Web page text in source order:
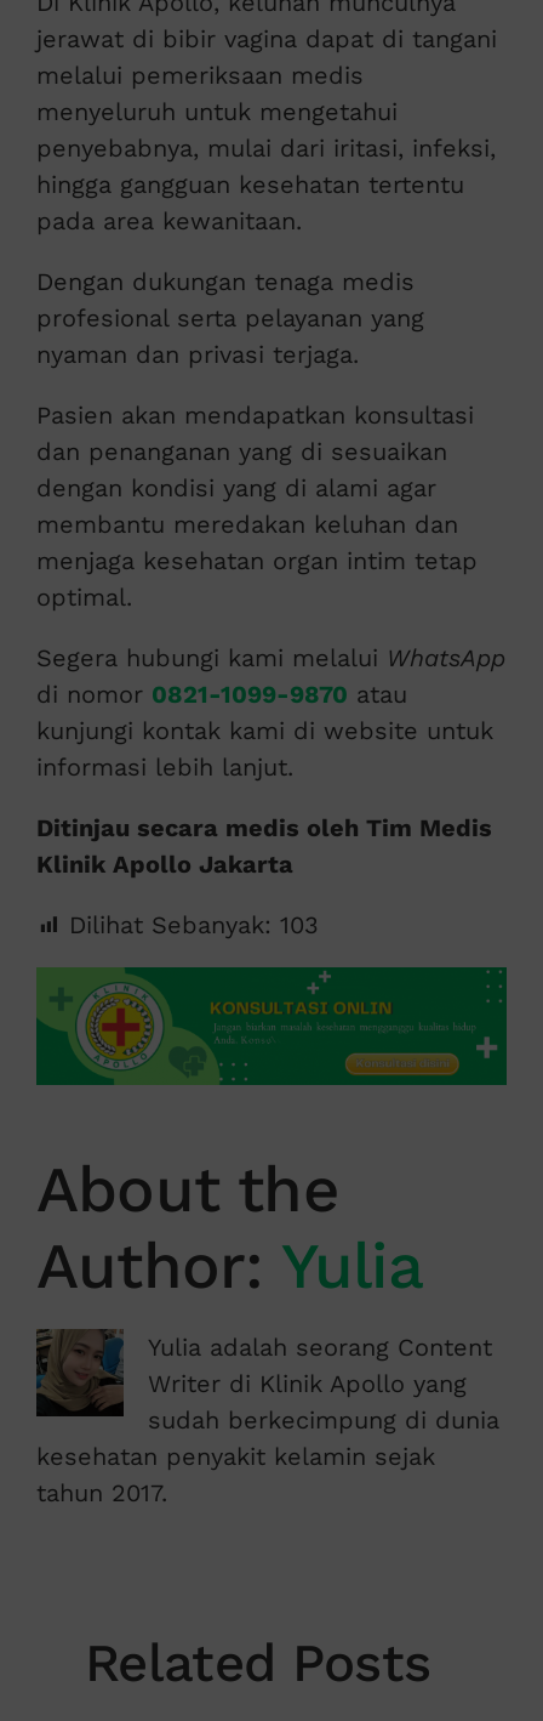
jerawat di bibir vagina dapat di tangani
melalui pemeriksaan medis
menyeluruh untuk mengetahui
penyebabnya, mulai dari iritasi, infeksi,
hingga gangguan kesehatan tertentu
pada area kewanitaan.
Dengan dukungan tenaga medis
profesional serta pelayanan yang
nyaman dan privasi terjaga.
Pasien akan mendapatkan konsultasi
dan penanganan yang di sesuaikan
dengan kondisi yang di alami agar
membantu meredakan keluhan dan
menjaga kesehatan organ intim tetap
optimal.
Segera hubungi kami melalui WhatsApp
di nomor 0821-1099-9870 atau
kunjungi kontak kami di website untuk
informasi lebih lanjut.
Ditinjau secara medis oleh Tim Medis
Klinik Apollo Jakarta
Dilihat Sebanyak: 103
About the
Author: Yulia
Yulia adalah seorang Content
Writer di Klinik Apollo yang
sudah berkecimpung di dunia
kesehatan penyakit kelamin sejak
tahun 2017.
Related Posts